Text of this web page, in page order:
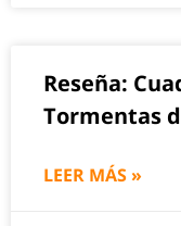
Reseña:
Tormentas
LEER MÁS »